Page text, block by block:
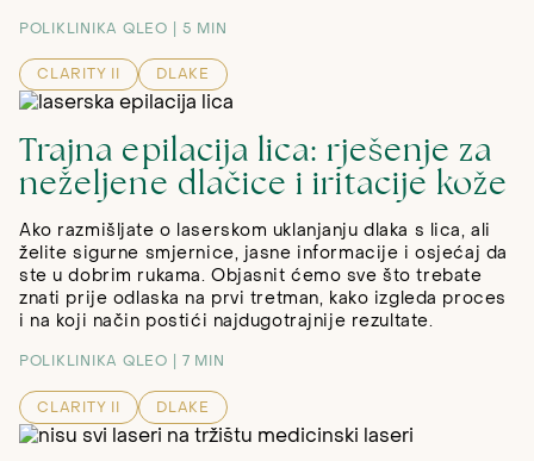
POLIKLINIKA QLEO 5 MIN
CLARITY II DLAKE
Trajna epilacija lica: rješenje za
neželjene dlačice i iritacije kože
Ako razmišljate o laserskom uklanjanju dlaka s lica, ali
želite sigurne smjernice, jasne informacije i osjećaj da
ste u dobrim rukama. Objasnit ćemo sve što trebate
znati prije odlaska na prvi tretman, kako izgleda proces
i na koji način postići najdugotrajnije rezultate.
POLIKLINIKA QLEO 7 MIN
CLARITY II DLAKE